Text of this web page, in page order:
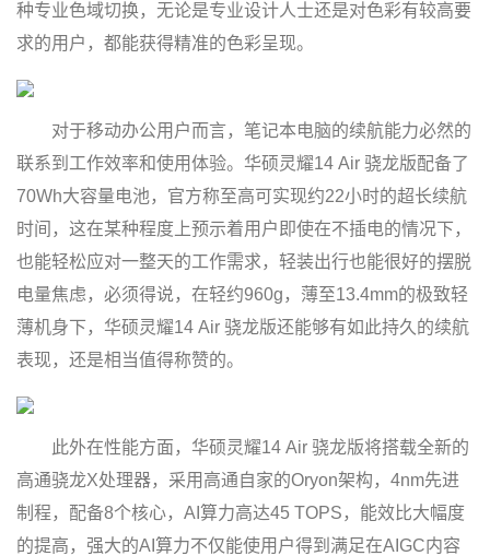
种专业色域切换，无论是专业设计人士还是对色彩有较高要
求的用户，都能获得精准的色彩呈现。
对于移动办公用户而言，笔记本电脑的续航能力必然的
联系到工作效率和使用体验。华硕灵耀14 Air 骁龙版配备了
70Wh大容量电池，官方称至高可实现约22小时的超长续航
时间，这在某种程度上预示着用户即使在不插电的情况下，
也能轻松应对一整天的工作需求，轻装出行也能很好的摆脱
电量焦虑，必须得说，在轻约960g，薄至13.4mm的极致轻
薄机身下，华硕灵耀14 Air 骁龙版还能够有如此持久的续航
表现，还是相当值得称赞的。
此外在性能方面，华硕灵耀14 Air 骁龙版将搭载全新的
高通骁龙X处理器，采用高通自家的Oryon架构，4nm先进
制程，配备8个核心，AI算力高达45 TOPS，能效比大幅度
的提高，强大的AI算力不仅能使用户得到满足在AIGC内容